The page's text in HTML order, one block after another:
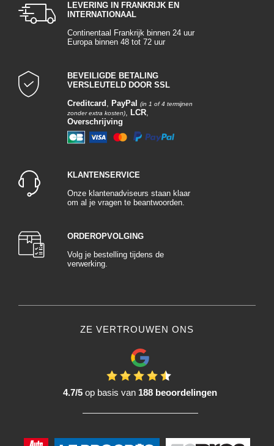
LEVERING IN FRANKRIJK EN
INTERNATIONAAL
Continentaal Frankrijk binnen 24 uur
Europa binnen 48 tot 72 uur
BEVEILIGDE BETALING
VERSLEUTELD DOOR SSL
Creditcard , PayPal
(in 1 of 4 termijnen
zonder extra kosten), LCR,
Overschrijving
KLANTENSERVICE
Onze klantenadviseurs staan klaar
om al je vragen te beantwoorden.
ORDEROPVOLGING
Volg je bestelling tijdens de
verwerking.
ZE VERTROUWEN ONS
4.7/5 op basis van 188 beoordelingen